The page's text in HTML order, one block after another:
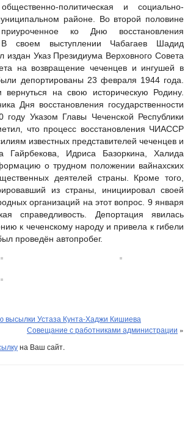
политическая и социально-
районе. Во второй половине
ко Дню восстановления
В своем выступлении Чабагаев Шадид
издан Указ Президиума Верховного Совета
на возвращение чеченцев и ингушей в
депортированы 23 февраля 1944 года.
на свою историческую Родину.
Дня восстановления государственности
Указом Главы Чеченской Республики
что процесс восстановления ЧИАССР
известных представителей чеченцев и
Идриса Базоркина, Халида
о трудном положении вайнахских
деятелей страны. Кроме того,
из страны, инициировал своей
организаций на этот вопрос. 9 января
справедливость. Депортация явилась
к чеченскому народу и привела к гибели
проведён автопробег.
высылки Устаза Кунта-Хаджи Кишиева
Совещание с работниками администрации »
на Ваш сайт.